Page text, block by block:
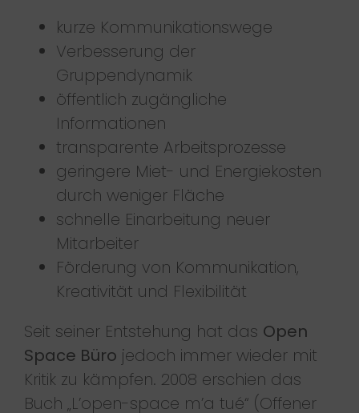
kurze Kommunikationswege
Verbesserung der
Gruppendynamik
öffentlich zugängliche
Informationen
transparente Arbeitsprozesse
geringere Miet- und Energiekosten
durch weniger Fläche
schnelle Einarbeitung neuer
Mitarbeiter
Förderung von Kommunikation,
Kreativität und Flexibilität
Seit seiner Entstehung hat das Open
Space Büro jedoch immer wieder mit
Kritik zu kämpfen. 2008 erschien das
Buch „L’open-space m’a tué“ (Offener